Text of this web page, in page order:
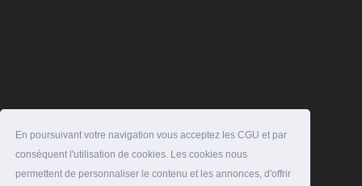
En poursuivant votre navigation vous acceptez les CGU et par
conséquent l'utilisation de cookies. Les cookies nous
permettent de personnaliser le contenu et les annonces, d'offrir